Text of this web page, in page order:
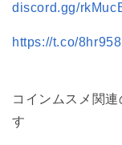
discord.gg/
https://t.co/
コインムスメ関
す